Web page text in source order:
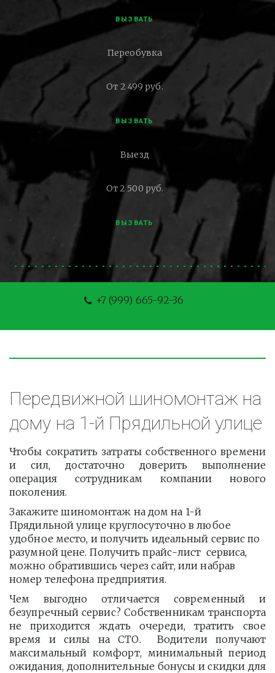
ВЫЗВАТЬ
Переобувка
От 2 499 руб.
ВЫЗВАТЬ
Выезд
От 2 500 руб.
ВЫЗВАТЬ
+7 (999) 665-92-36
Передвижной шиномонтаж на
дому на 1-й Прядильной улице
Чтобы сократить затраты собственного времени
и сил, достаточно доверить выполнение
операция сотрудникам компании нового
поколения.
Закажите шиномонтаж на дом на 1-й
Прядильной улице круглосуточно в любое
удобное место, и получить идеальный сервис по
разумной цене. Получить прайс-лист  сервиса,
можно обратившись через сайт, или набрав
номер телефона предприятия.
Чем выгодно отличается современный и
безупречный сервис? Собственникам транспорта
не приходится ждать очереди, тратить свое
время и силы на СТО. Водители получают
максимальный комфорт, минимальный период
ожидания, дополнительные бонусы и скидки для